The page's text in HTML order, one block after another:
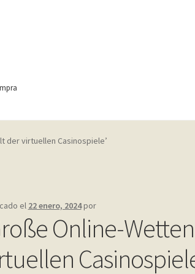
Finalizar compraFrequently Questions
der virtuellen Casinospiele’
el 22 enero, 2024por
Online-